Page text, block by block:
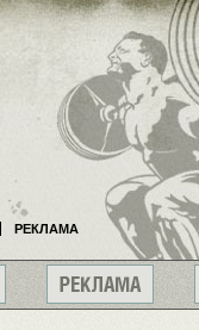
РЕКЛАМА